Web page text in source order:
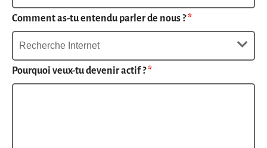
Comment as-tu entendu parler de nous ?*
Pourquoi veux-tu devenir actif ?*